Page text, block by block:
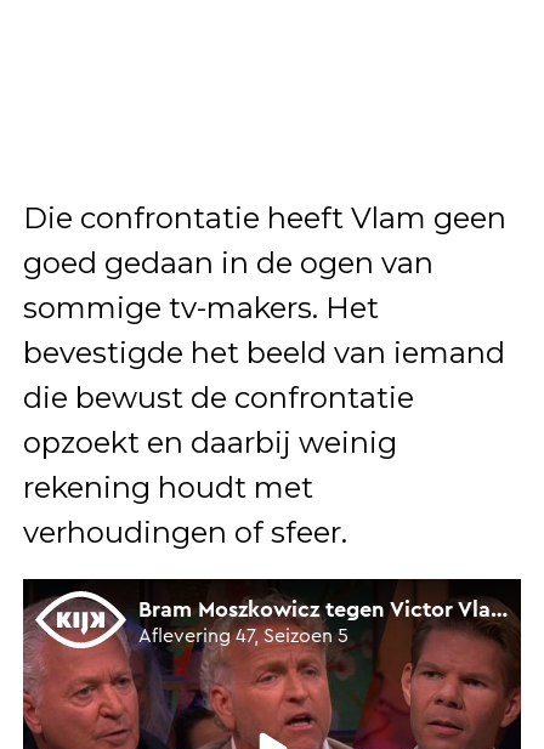
Die confrontatie heeft Vlam geen
goed gedaan in de ogen van
sommige tv-makers. Het
bevestigde het beeld van iemand
die bewust de confrontatie
opzoekt en daarbij weinig
rekening houdt met
verhoudingen of sfeer.